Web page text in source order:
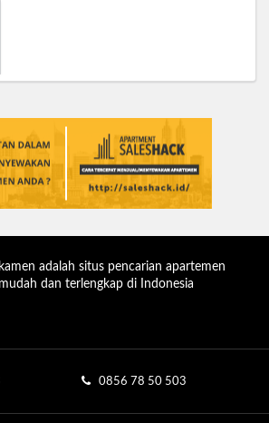
adalah situs pencarian apartemen
dan terlengkap di Indonesia
0856 78 50 503